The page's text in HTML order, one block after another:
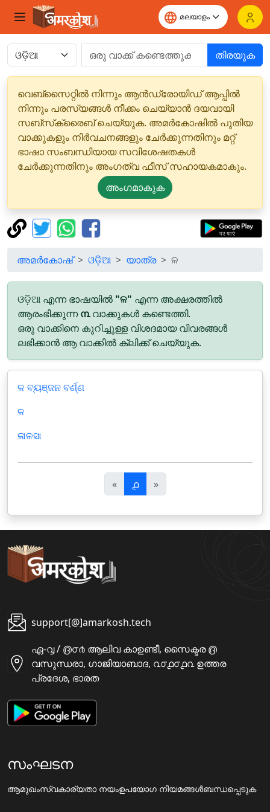
തിരയുക
വെബ്‌സൈറ്റിൽ നിന്നും ആൻഡ്രോയിഡ് ആപ്പിൽ
നിന്നും പരസ്യങ്ങൾ നീക്കം ചെയ്യാൻ ദയവായി
സബ്‌സ്‌ക്രൈബ് ചെയ്യുക. അമർകോഷിൽ പുതിയ
വാക്കുകളും നിർവചനങ്ങളും ചേർക്കുന്നതിനും മറ്റ്
ഭാഷാ സംബന്ധിയായ സവിശേഷതകൾ
ചേർക്കുന്നതിനും അംഗത്വ ഫീസ് സഹായകമാകും.
അംഗമാകുക
അമർകോഷ് ଓଡ଼ିଆ യാത്ര ଳ
ଓଡ଼ିଆ എന്ന ഭാഷയിൽ "ଳ" എന്ന അക്ഷരത്തിൽ
ആരംഭിക്കുന്ന൩വാക്കുകൾ കണ്ടെത്തി.
ഒരു വാക്കിനെ കുറിച്ചുള്ള വിശദമായ വിവരങ്ങൾ
ലഭിക്കാൻ ആ വാക്കിൽ ക്ലിക്ക് ചെയ്യുക.
ଳ ବ୍ୟଞ୍ଜନ ବର୍ଣ୍ଣ
ଳ
ଳାଳସା
«पि
छ
ला
൧ »अ
ग
ला
support[@]amarkosh.tech
ഏ-൮ / ൫൦൪ ആലിവ കാഉണ്ടീ, സൈക്ടര ൫
വസുന്ധരാ, ഗാജിയാബാദ, ൨൦൧൦൧൨ ഉത്തര
പ്രദേശ, ഭാരത
സംഘടന
ആമുഖംസ്വകാര്യതാ നയംഉപയോഗ നിയമങ്ങൾബന്ധപ്പെടുക